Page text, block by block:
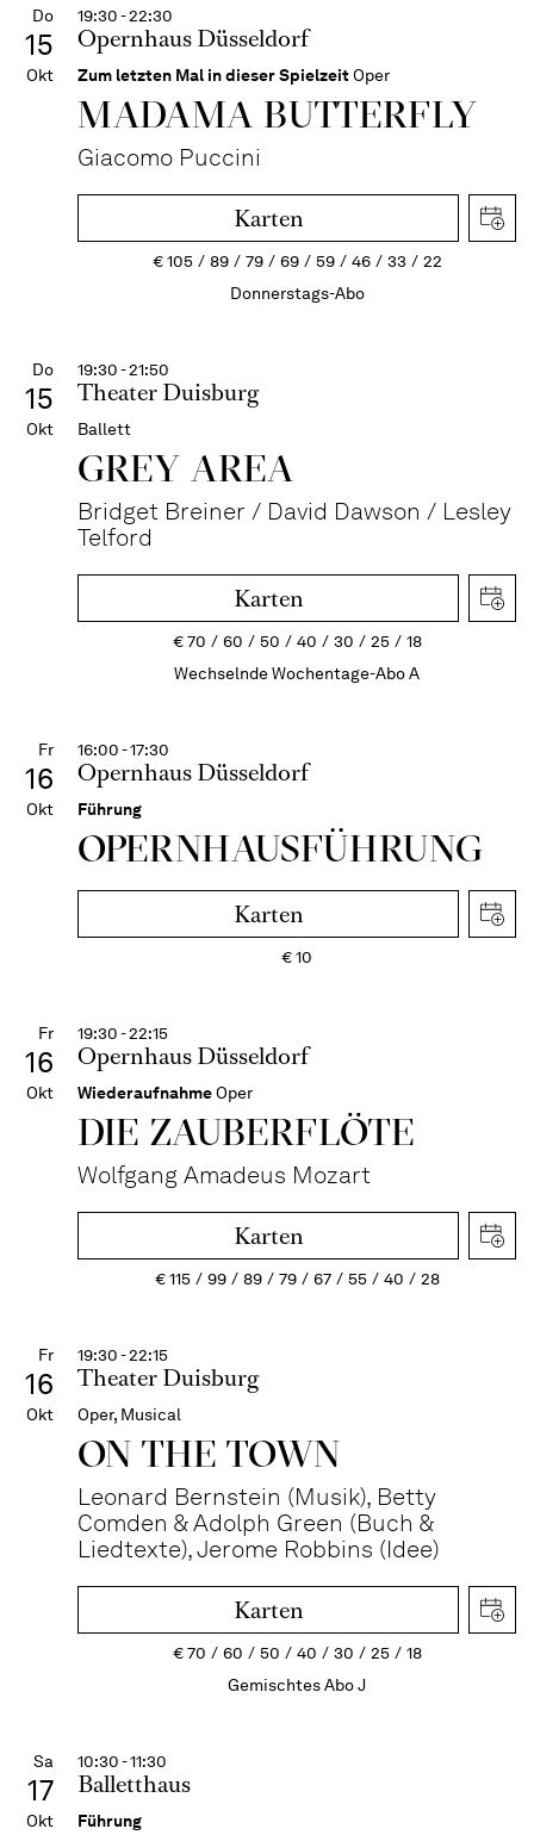
Do
15
Okt
19:30 - 22:30
Opernhaus Düsseldorf
Zum letzten Mal in dieser SpielzeitOper
MADAMA BUTTER­FLY
Giacomo Puccini
Karten
€105 89 79 69 59 46 33
22
Donnerstags-Abo
Do
15
Okt
19:30 - 21:50
Theater Duisburg
Ballett
GREY AREA
Bridget Breiner / David Dawson / Lesley
Telford
Karten
€70 60 50 40 30 25
18
Wechselnde Wochentage-Abo A
Fr
16
Okt
16:00 - 17:30
Opernhaus Düsseldorf
Führung
OPERN­HAUS­FÜH­RUNG
Karten
€10
Fr
16
Okt
19:30 - 22:15
Opernhaus Düsseldorf
WiederaufnahmeOper
DIE ZAUBER­FLÖTE
Wolfgang Amadeus Mozart
Karten
€115 99 89 79 67 55 40 28
Fr
16
Okt
19:30 - 22:15
Theater Duisburg
Oper, Musical
ON THE TOWN
Leonard Bernstein (Musik), Betty
Comden & Adolph Green (Buch &
Liedtexte), Jerome Robbins (Idee)
Karten
€70 60 50 40 30 25
18
Gemischtes Abo J
Sa
17
Okt
10:30 - 11:30
Balletthaus
Führung